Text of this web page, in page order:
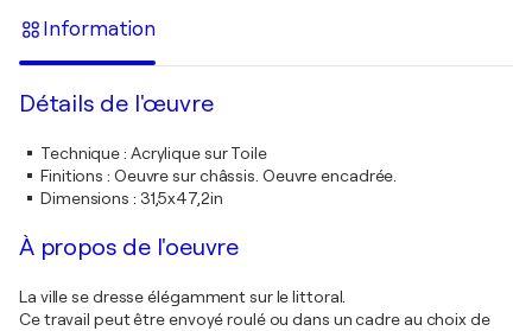
Information
Détails de l'œuvre
Technique: Acrylique sur Toile
Finitions : Oeuvre sur châssis. Oeuvre encadrée.
Dimensions : 31,5x47,2in
À propos de l'oeuvre
La ville se dresse élégamment sur le littoral.
Ce travail peut être envoyé roulé ou dans un cadre au choix de